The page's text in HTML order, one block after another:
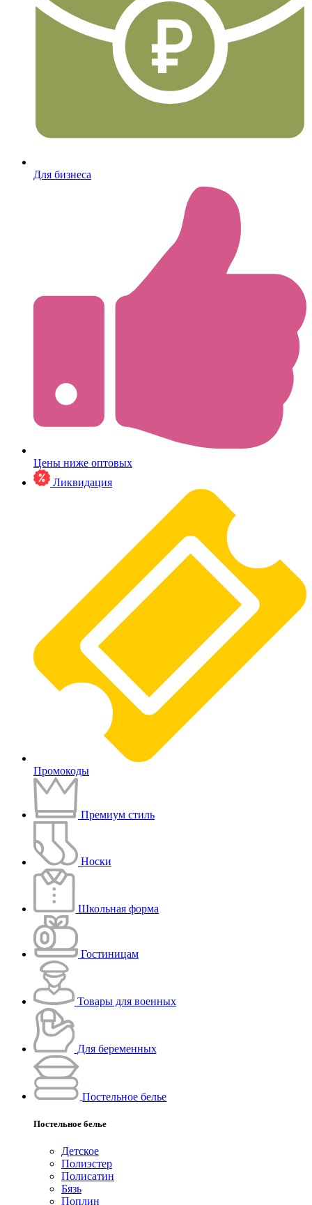
Для бизнеса
Цены ниже оптовых
Ликвидация
Промокоды
Премиум стиль
Носки
Школьная форма
Гостиницам
Товары для военных
Для беременных
Постельное белье
Постельное белье
Детское
Полиэстeр
Полисатин
Бязь
Поплин